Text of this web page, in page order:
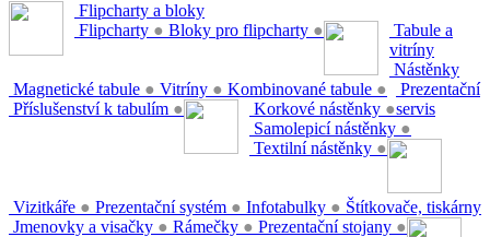
Flipcharty a bloky
Flipcharty ● Bloky pro flipcharty ●
Tabule a
vitríny
Magnetické tabule ● Vitríny ● Kombinované tabule ●
Příslušenství k tabulím ●
Nástěnky
Korkové nástěnky ●
Samolepicí nástěnky ●
Textilní nástěnky ●
Prezentační
servis
Vizitkáře ● Prezentační systém ● Infotabulky ●
Jmenovky a visačky ● Rámečky ● Prezentační stojany ●
Štítkovače, tiskárny